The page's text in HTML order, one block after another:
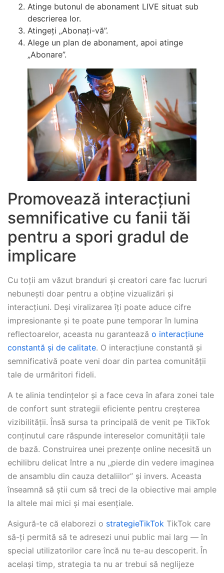
Atinge butonul de abonament LIVE situat sub
descrierea lor.
Atingeți „Abonați-vă”.
Alege un plan de abonament, apoi atinge
„Abonare”.
Promovează interacțiuni
semnificative cu fanii tăi
pentru a spori gradul de
implicare
Cu toții am văzut branduri și creatori care fac lucruri
nebunești doar pentru a obține vizualizări și
interacțiuni. Deși viralizarea îți poate aduce cifre
impresionante și te poate pune temporar în lumina
reflectoarelor, aceasta nu garantează o interacțiune
constantă și de calitate. O interacțiune constantă și
semnificativă poate veni doar din partea comunității
tale de urmăritori fideli.
A te alinia tendințelor și a face ceva în afara zonei tale
de confort sunt strategii eficiente pentru creșterea
vizibilității. Însă sursa ta principală de venit pe TikTok
conținutul care răspunde intereselor comunității tale
de bază. Construirea unei prezențe online necesită un
echilibru delicat între a nu „pierde din vedere imaginea
de ansamblu din cauza detaliilor” și invers. Aceasta
înseamnă să știi cum să treci de la obiective mai ample
la altele mai mici și mai esențiale.
Asigură-te că elaborezi o strategieTikTok TikTok care
să-ți permită să te adresezi unui public mai larg — în
special utilizatorilor care încă nu te-au descoperit. În
același timp, strategia ta nu ar trebui să neglijeze